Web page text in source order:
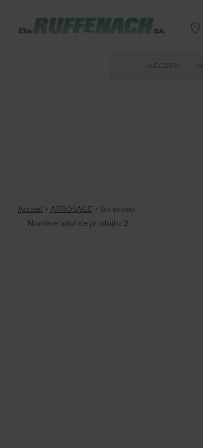
Accueil > ARROSAGE > Sur essieu
Nombre total de produits: 2